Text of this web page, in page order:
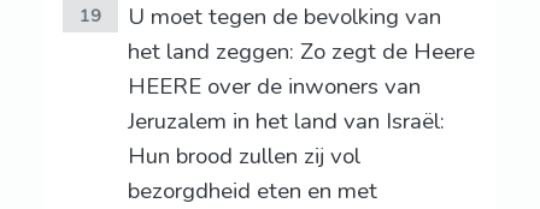
19
U moet tegen de bevolking van
het land zeggen: Zo zegt de Heere
HEERE over de inwoners van
Jeruzalem in het land van Israël:
Hun brood zullen zij vol
bezorgdheid eten en met